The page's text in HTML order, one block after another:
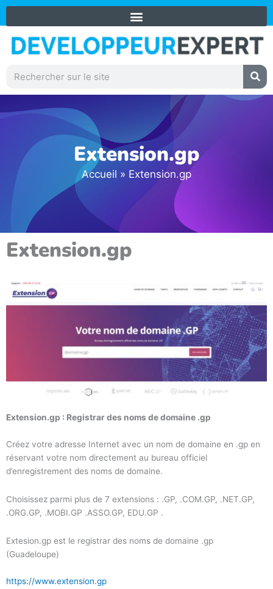
Aller
Rechercher
Extension.gp
Accueil » Extension.gp
Extension.gp
Extension.gp : Registrar des noms de domaine .gp
Créez votre adresse Internet avec un nom de domaine en .gp en
réservant votre nom directement au bureau officiel
d’enregistrement des noms de domaine.
Choisissez parmi plus de 7 extensions : .GP, .COM.GP, .NET.GP,
.ORG.GP, .MOBI.GP .ASSO.GP, EDU.GP .
Extesion.gp est le registrar des noms de domaine .gp
(Guadeloupe)
https://www.extension.gp